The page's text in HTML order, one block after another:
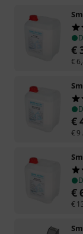
€
€
€
€ 9
€
€